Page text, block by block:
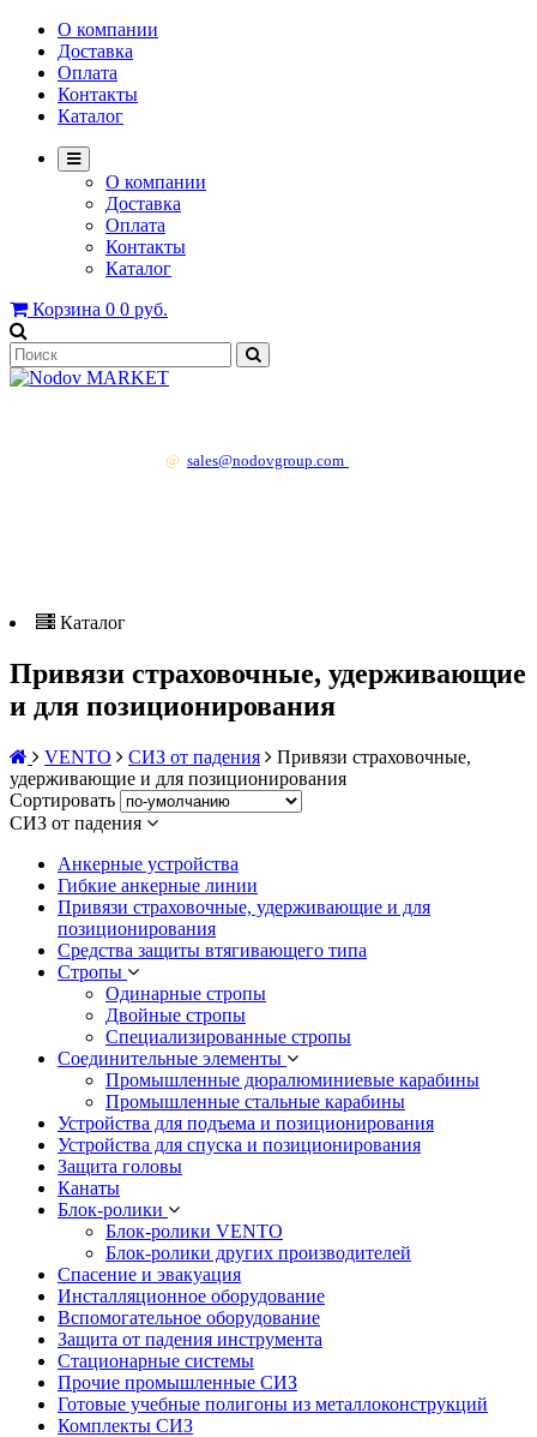
О компании
Доставка
Оплата
Контакты
Каталог
О компании
Доставка
Оплата
Контакты
Каталог
Корзина 0 0 руб.
@ sales@nodovgroup.com
Каталог
Привязи страховочные, удерживающие
и для позиционирования
VENTO СИЗ от падения
Привязи страховочные,
удерживающие и для позиционирования
Сортировать
СИЗ от падения
Анкерные устройства
Гибкие анкерные линии
Привязи страховочные, удерживающие и для
позиционирования
Средства защиты втягивающего типа
Стропы
Одинарные стропы
Двойные стропы
Специализированные стропы
Соединительные элементы
Промышленные дюралюминиевые карабины
Промышленные стальные карабины
Устройства для подъема и позиционирования
Устройства для спуска и позиционирования
Защита головы
Канаты
Блок-ролики
Блок-ролики VENTO
Блок-ролики других производителей
Спасение и эвакуация
Инсталляционное оборудование
Вспомогательное оборудование
Защита от падения инструмента
Стационарные системы
Прочие промышленные СИЗ
Готовые учебные полигоны из металлоконструкций
Комплекты СИЗ